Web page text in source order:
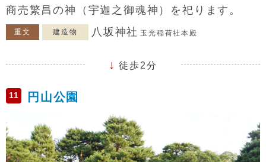
商売繁昌の神（宇迦之御魂神）を祀ります。
重文 建造物 八坂神社 玉光稲荷社本殿
徒歩2分
11 円山公園